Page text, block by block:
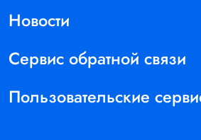
Новости
Сервис обратной связи
Пользовательские